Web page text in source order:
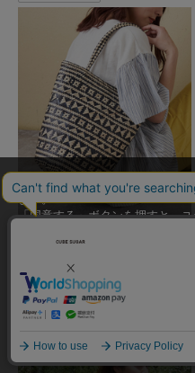
カラフル 底丸 トートバッグ
（税込）
SALE
当サイトではユーザーの利便性
ます。
「同意する」ボタンを押すと、
Cookieの使用に関する詳細は「